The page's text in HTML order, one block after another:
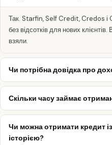
Так. Starfin, Self Credit, Credos і
без відсотків для нових
взяли.
Чи потрібна довідка про
Скільки часу займає
Чи можна отримати кредит
історією?